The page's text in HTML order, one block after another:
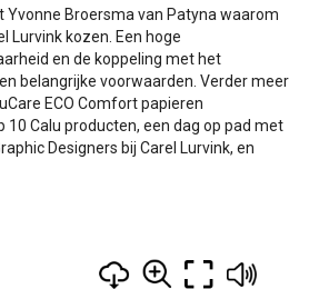
Yvonne Broersma van Patyna waarom
Lurvink kozen. Een hoge
en de koppeling met het
belangrijke voorwaarden. Verder meer
ECO Comfort papieren
10 Calu producten, een dag op pad met
Designers bij Carel Lurvink, en